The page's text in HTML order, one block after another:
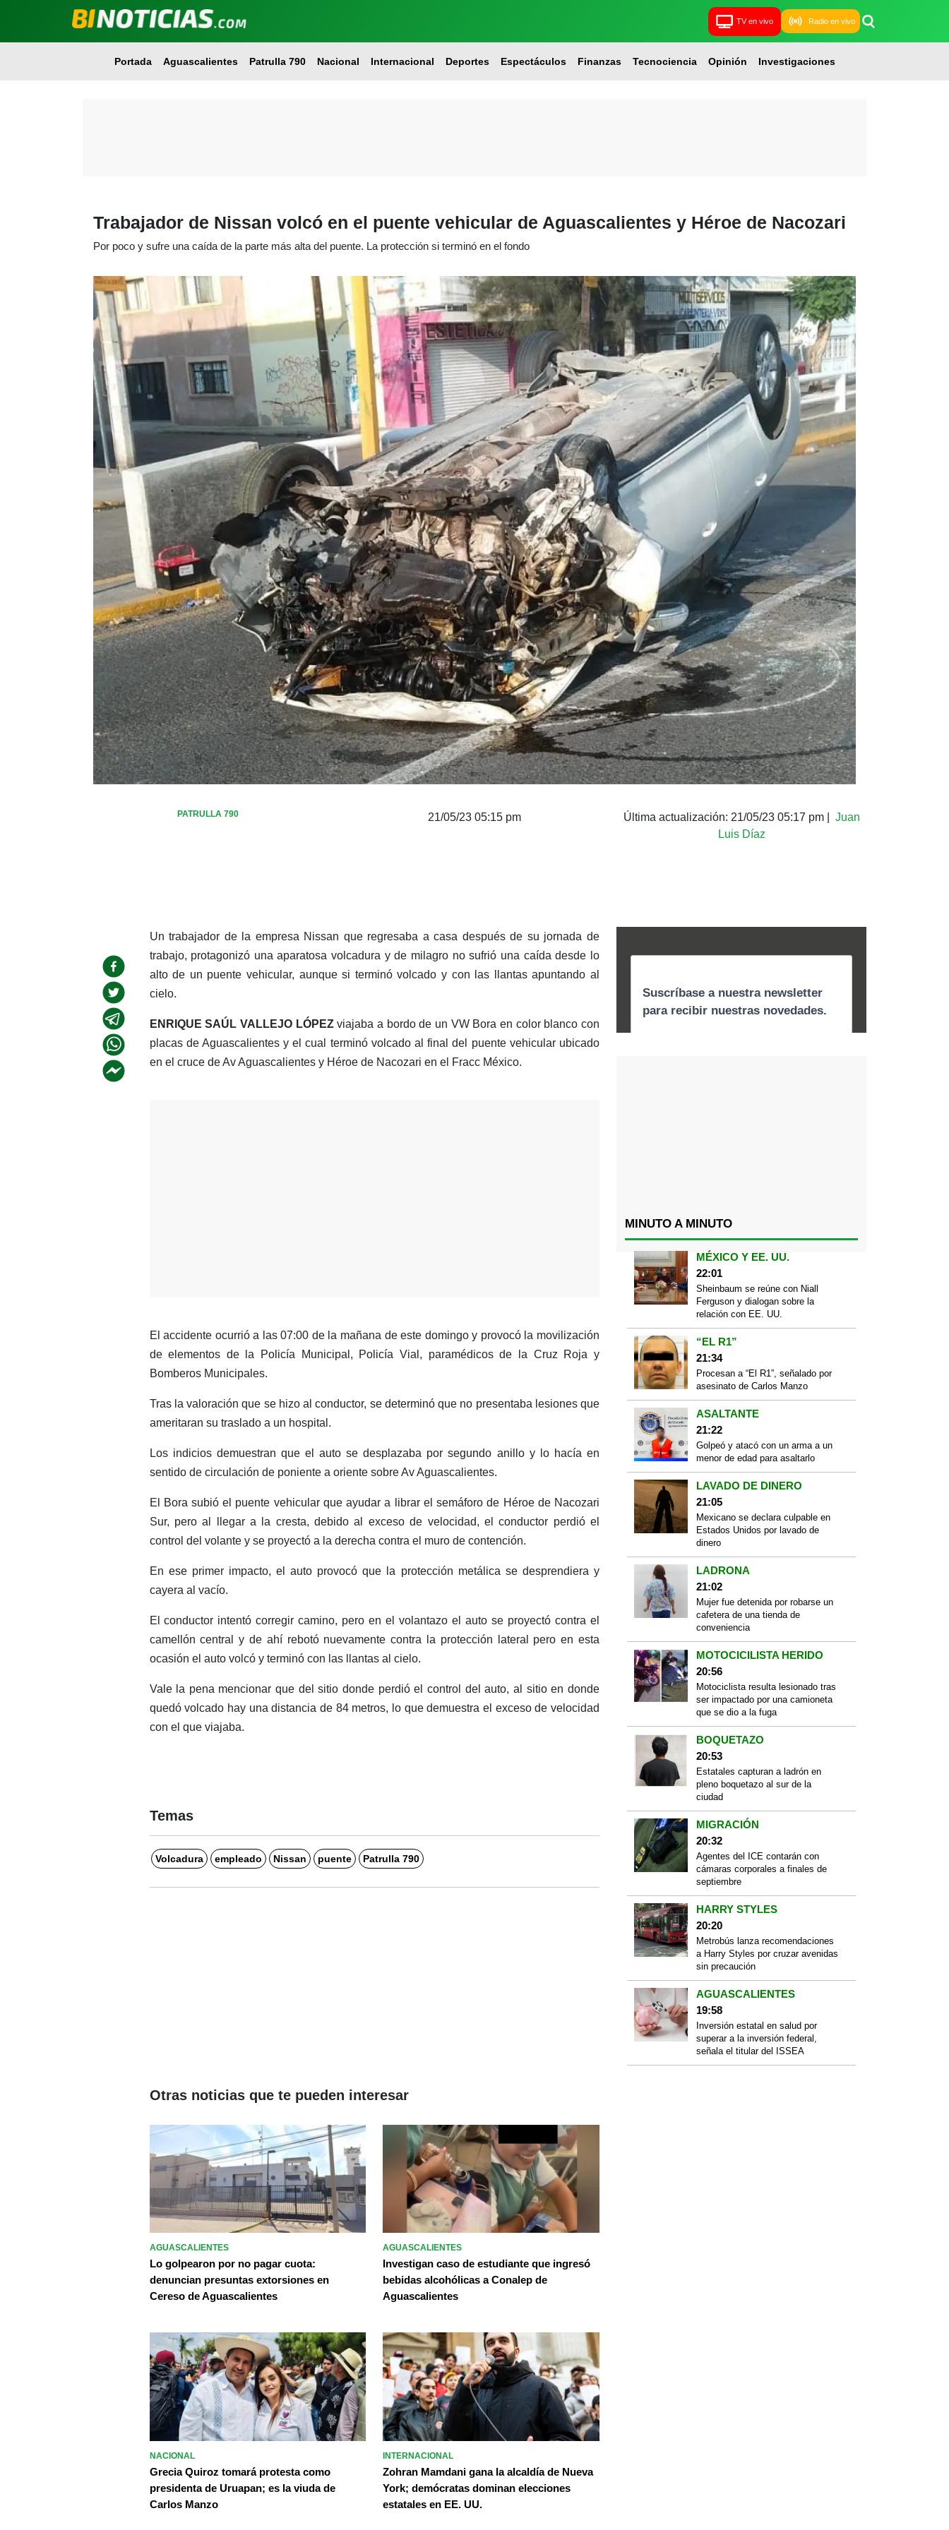
TV en vivo Radio en vivo
Portada Aguascalientes Patrulla 790 Nacional Internacional Deportes Espectáculos Finanzas Tecnociencia Opinión Investigaciones
Trabajador de Nissan volcó en el puente vehicular de Aguascalientes y Héroe de Nacozari
Por poco y sufre una caída de la parte más alta del puente. La protección si terminó en el fondo
PATRULLA 790 21/05/23 05:15 pm Última actualización: 21/05/23 05:17 pm|
Juan
Luis Díaz
Un trabajador de la empresa Nissan que regresaba a casa después de su jornada de
trabajo, protagonizó una aparatosa volcadura y de milagro no sufrió una caída desde lo
alto de un puente vehicular, aunque si terminó volcado y con las llantas apuntando al
cielo.
ENRIQUE SAÚL VALLEJO LÓPEZviajaba a bordo de un VW Bora en color blanco con
placas de Aguascalientes y el cual terminó volcado al final del puente vehicular ubicado
en el cruce de Av Aguascalientes y Héroe de Nacozari en el Fracc México.
El accidente ocurrió a las 07:00 de la mañana de este domingo y provocó la movilización
de elementos de la Policía Municipal, Policía Vial, paramédicos de la Cruz Roja y
Bomberos Municipales.
Tras la valoración que se hizo al conductor, se determinó que no presentaba lesiones que
ameritaran su traslado a un hospital.
Los indicios demuestran que el auto se desplazaba por segundo anillo y lo hacía en
sentido de circulación de poniente a oriente sobre Av Aguascalientes.
El Bora subió el puente vehicular que ayudar a librar el semáforo de Héroe de Nacozari
Sur, pero al llegar a la cresta, debido al exceso de velocidad, el conductor perdió el
control del volante y se proyectó a la derecha contra el muro de contención.
En ese primer impacto, el auto provocó que la protección metálica se desprendiera y
cayera al vacío.
El conductor intentó corregir camino, pero en el volantazo el auto se proyectó contra el
camellón central y de ahí rebotó nuevamente contra la protección lateral pero en esta
ocasión el auto volcó y terminó con las llantas al cielo.
Vale la pena mencionar que del sitio donde perdió el control del auto, al sitio en donde
quedó volcado hay una distancia de 84 metros, lo que demuestra el exceso de velocidad
con el que viajaba.
Temas
Volcadura empleado Nissan puente Patrulla 790
MINUTO A MINUTO
MÉXICO Y EE. UU.
22:01
Sheinbaum se reúne con Niall
Ferguson y dialogan sobre la
relación con EE. UU.
“EL R1”
21:34
Procesan a “El R1”, señalado por
asesinato de Carlos Manzo
ASALTANTE
21:22
Golpeó y atacó con un arma a un
menor de edad para asaltarlo
LAVADO DE DINERO
21:05
Mexicano se declara culpable en
Estados Unidos por lavado de
dinero
LADRONA
21:02
Mujer fue detenida por robarse un
cafetera de una tienda de
conveniencia
MOTOCICILISTA HERIDO
20:56
Motociclista resulta lesionado tras
ser impactado por una camioneta
que se dio a la fuga
BOQUETAZO
20:53
Estatales capturan a ladrón en
pleno boquetazo al sur de la
ciudad
MIGRACIÓN
20:32
Agentes del ICE contarán con
cámaras corporales a finales de
septiembre
HARRY STYLES
20:20
Metrobús lanza recomendaciones
a Harry Styles por cruzar avenidas
sin precaución
AGUASCALIENTES
19:58
Inversión estatal en salud por
superar a la inversión federal,
señala el titular del ISSEA
Otras noticias que te pueden interesar
AGUASCALIENTES
Lo golpearon por no pagar cuota:
denuncian presuntas extorsiones en
Cereso de Aguascalientes
AGUASCALIENTES
Investigan caso de estudiante que ingresó
bebidas alcohólicas a Conalep de
Aguascalientes
NACIONAL
Grecia Quiroz tomará protesta como
presidenta de Uruapan; es la viuda de
Carlos Manzo
INTERNACIONAL
Zohran Mamdani gana la alcaldía de Nueva
York; demócratas dominan elecciones
estatales en EE. UU.